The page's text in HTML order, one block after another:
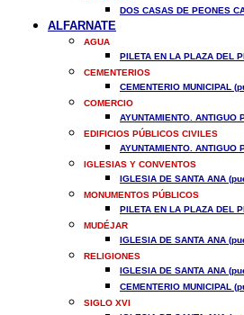
DOS CASAS DE PEONES
ALFARNATE
AGUA
PILETA EN LA PLAZA DEL
CEMENTERIOS
CEMENTERIO MUNICIPAL
COMERCIO
AYUNTAMIENTO. ANTIGUO
EDIFICIOS PÚBLICOS CIVILES
AYUNTAMIENTO. ANTIGUO
IGLESIAS Y CONVENTOS
IGLESIA DE SANTA ANA
MONUMENTOS PÚBLICOS
PILETA EN LA PLAZA DEL
MUDÉJAR
IGLESIA DE SANTA ANA
RELIGIONES
IGLESIA DE SANTA ANA
CEMENTERIO MUNICIPAL
SIGLO XVI